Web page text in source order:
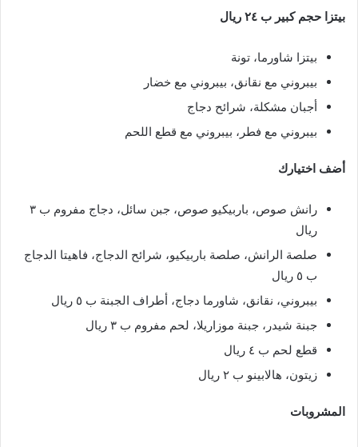
بيتزا حجم كبير ب ٢٤ ريال
بيتزا شاورما، تونة
بيبروني مع نقانق، بيبروني مع خضار
أجبان مشكلة، شرائح دجاج
بيبروني مع فطر، بيبروني مع قطع اللحم
أضف اختيارك
رانش صوص، باربيكيو صوص، جبن سائل، دجاج مفروم ب ٣
ريال
صلصة الرانش، صلصة باربيكيو، شرائح الدجاج، فاهيتا الدجاج
ب ٥ ريال
بيبروني، نقانق، شاورما دجاج، أطراف الجبنة ب ٥ ريال
جبنة شيدر، جبنة موزاريلا، لحم مفروم ب ٣ ريال
قطع لحم ب ٤ ريال
زيتون، هالابينو ب ٢ ريال
المشروبات